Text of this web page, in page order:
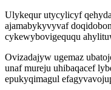
Ulykequr utycylicyf
ajamabykyvyvaf
cykewybovigeququ
Ovizadajyw ugemaz
unaf mureju uhibaqacef
epukyqimagul